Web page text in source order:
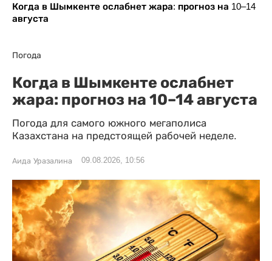
Когда в Шымкенте ослабнет жара: прогноз на 10–14
августа
Погода
Когда в Шымкенте ослабнет
жара: прогноз на 10–14 августа
Погода для самого южного мегаполиса
Казахстана на предстоящей рабочей неделе.
Аида Уразалина 09.08.2026, 10:56